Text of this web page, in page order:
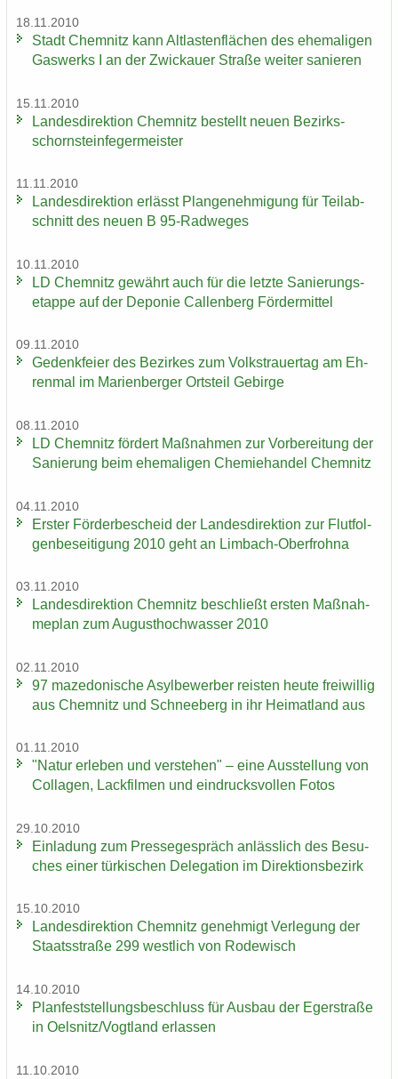
18.11.2010
Stadt Chem­nitz kann Alt­las­ten­flä­chen des ehe­ma­li­gen
Gas­werks I an der Zwi­ckau­er Stra­ße wei­ter sa­nie­ren
15.11.2010
Lan­des­di­rek­ti­on Chem­nitz be­stellt neuen Be­zirks­
schorn­stein­fe­ger­meis­ter
11.11.2010
Lan­des­di­rek­ti­on er­lässt Plan­ge­neh­mi­gung für Teil­ab­
schnitt des neuen B 95-​Radweges
10.11.2010
LD Chem­nitz ge­währt auch für die letz­te Sa­nie­rungs­
etap­pe auf der De­po­nie Cal­len­berg För­der­mit­tel
09.11.2010
Ge­denk­fei­er des Be­zir­kes zum Volks­trau­er­tag am Eh­
ren­mal im Ma­ri­en­ber­ger Orts­teil Ge­bir­ge
08.11.2010
LD Chem­nitz för­dert Maß­nah­men zur Vor­be­rei­tung der
Sa­nie­rung beim ehe­ma­li­gen Che­mie­han­del Chem­nitz
04.11.2010
Ers­ter För­der­be­scheid der Lan­des­di­rek­ti­on zur Flut­fol­
gen­be­sei­ti­gung 2010 geht an Limbach-​Oberfrohna
03.11.2010
Lan­des­di­rek­ti­on Chem­nitz be­schließt ers­ten Maß­nah­
me­plan zum Au­gust­hoch­was­ser 2010
02.11.2010
97 ma­ze­do­ni­sche Asyl­be­wer­ber reis­ten heute frei­wil­lig
aus Chem­nitz und Schnee­berg in ihr Hei­mat­land aus
01.11.2010
"Natur er­le­ben und ver­ste­hen" – eine Aus­stel­lung von
Col­la­gen, Lack­fil­men und ein­drucks­vol­len Fotos
29.10.2010
Ein­la­dung zum Pres­se­ge­spräch an­läss­lich des Be­su­
ches einer tür­ki­schen De­le­ga­ti­on im Di­rek­ti­ons­be­zirk
15.10.2010
Lan­des­di­rek­ti­on Chem­nitz ge­neh­migt Ver­le­gung der
Staats­stra­ße 299 west­lich von Ro­de­wisch
14.10.2010
Plan­fest­stel­lungs­be­schluss für Aus­bau der Eger­stra­ße
in Oels­nitz/Vogt­land er­las­sen
11.10.2010